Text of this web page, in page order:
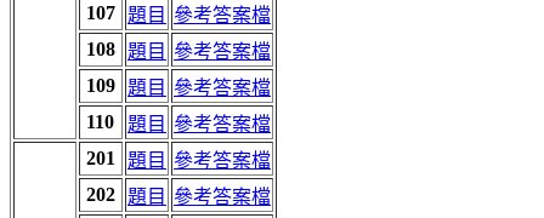
107 題目 參考答案檔
108 題目 參考答案檔
109 題目 參考答案檔
110
題目 參考答案檔
201 題目 參考答案檔
202 題目 參考答案檔